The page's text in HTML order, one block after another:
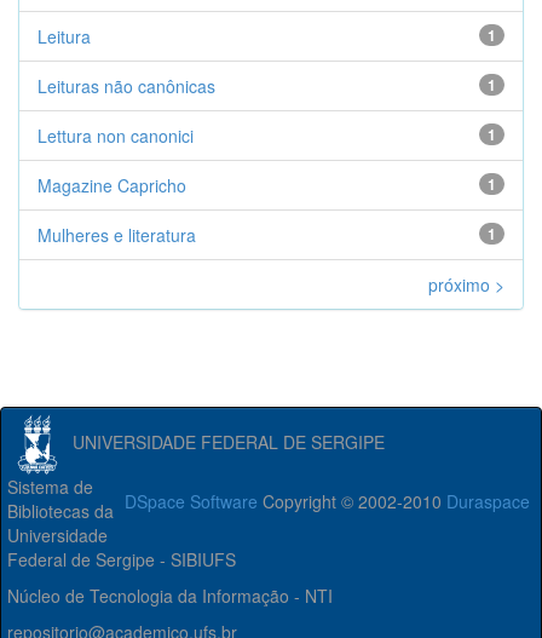
1
Leitura
1
Leituras não canônicas
1
Lettura non canonici
1
Magazine Capricho
1
Mulheres e literatura
próximo >
UNIVERSIDADE FEDERAL DE SERGIPE
DSpace Software Copyright © 2002-2010 Duraspace
Sistema de
Bibliotecas da
Universidade
Federal de Sergipe - SIBIUFS
Núcleo de Tecnologia da Informação - NTI
repositorio@academico.ufs.br